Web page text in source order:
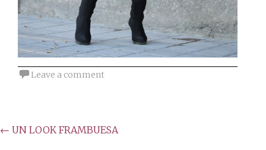
Leave a comment
Post
← UN LOOK FRAMBUESA